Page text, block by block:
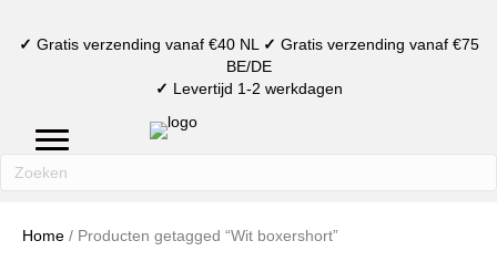
✓ Gratis verzending vanaf €40 NL ✓ Gratis verzending vanaf €75
BE/DE
✓ Levertijd 1-2 werkdagen
Home / Producten getagged “Wit boxershort”